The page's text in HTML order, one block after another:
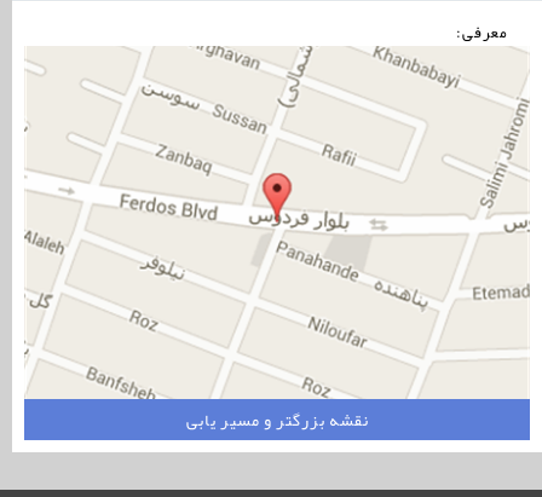
معرفی:
نقشه بزرگتر و مسیر یابی